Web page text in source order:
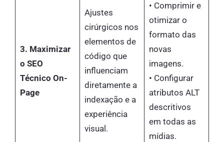
3. Maximizar
o SEO
Técnico On-
Page
Ajustes
cirúrgicos nos
elementos de
código que
influenciam
diretamente a
indexação e a
experiência
visual.
• Comprimir e
otimizar o
formato das
novas
imagens.
• Configurar
atributos ALT
descritivos
em todas as
mídias.